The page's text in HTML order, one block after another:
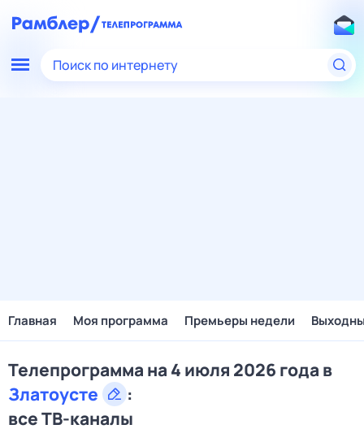
Поиск по интернету
Главная Моя программа Премьеры недели
Телепрограмма на 4 июля 2026 года в
Златоусте
:
все ТВ-каналы